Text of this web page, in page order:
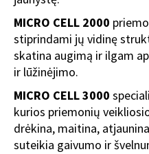
MICRO CELL 2000
stiprindami jų vidinę
skatina augimą ir ilgam
ir lūžinėjimo.
MICRO CELL 3000
kurios priemonių
drėkina, maitina,
suteikia gaivumo ir